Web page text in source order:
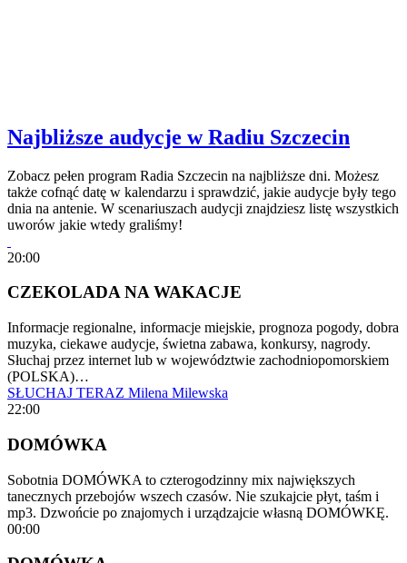
Najbliższe audycje w Radiu Szczecin
Zobacz pełen program Radia Szczecin na najbliższe dni. Możesz
także cofnąć datę w kalendarzu i sprawdzić, jakie audycje były tego
dnia na antenie. W scenariuszach audycji znajdziesz listę wszystkich
uworów jakie wtedy graliśmy!
20:00
CZEKOLADA NA WAKACJE
Informacje regionalne, informacje miejskie, prognoza pogody, dobra
muzyka, ciekawe audycje, świetna zabawa, konkursy, nagrody.
Słuchaj przez internet lub w województwie zachodniopomorskiem
(POLSKA)…
SŁUCHAJ TERAZ Milena Milewska
22:00
DOMÓWKA
Sobotnia DOMÓWKA to czterogodzinny mix największych
tanecznych przebojów wszech czasów. Nie szukajcie płyt, taśm i
mp3. Dzwońcie po znajomych i urządzajcie własną DOMÓWKĘ.
00:00